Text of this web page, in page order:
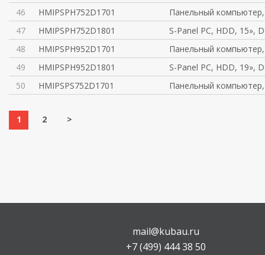
46
HMIPSPH752D1701
Панельный
47
HMIPSPH752D1801
S-Panel PC, HDD, 15»,
48
HMIPSPH952D1701
Панельный
49
HMIPSPH952D1801
S-Panel PC, HDD, 19»,
50
HMIPSPS752D1701 Панельный компьютер,
1 2 >
mail@kubau.ru
+7 (499) 444 38 50